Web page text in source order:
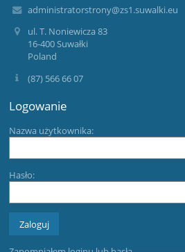
administratorstrony@zs1.suwalki.eu
ul. T. Noniewicza 83
16-400 Suwałki
Poland
(87) 566 66 07
Logowanie
Nazwa użytkownika:
Hasło: